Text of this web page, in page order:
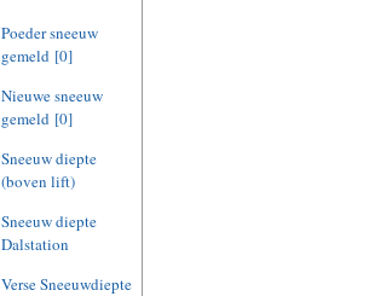
Poeder sneeuw
gemeld [0]
Nieuwe sneeuw
gemeld [0]
Sneeuw diepte
(boven lift)
Sneeuw diepte
Dalstation
Verse Sneeuwdiepte